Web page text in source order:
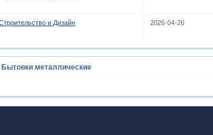
и Дизайн 2026-04-26
Бытовки металлические